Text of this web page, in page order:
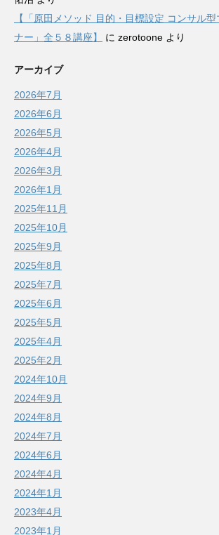
【「原田メソッド 目的・目標設定 コンサル
ナー」全５８講座】
に zerotoone より
アーカイブ
2026年7月
2026年6月
2026年5月
2026年4月
2026年3月
2026年1月
2025年11月
2025年10月
2025年9月
2025年8月
2025年7月
2025年6月
2025年5月
2025年4月
2025年2月
2024年10月
2024年9月
2024年8月
2024年7月
2024年6月
2024年4月
2024年1月
2023年4月
2023年1月